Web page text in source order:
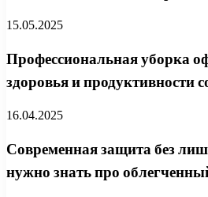
15.05.2025
Профессиональная уборка
здоровья и продуктивности
16.04.2025
Современная защита без
нужно знать про